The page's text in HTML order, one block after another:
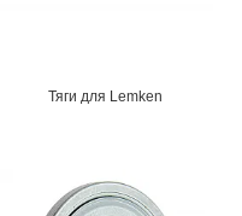
Тяги для Lemken